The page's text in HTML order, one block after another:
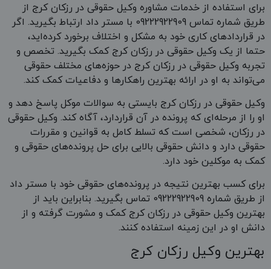
برای استفاده از خدمات مشاوره وکیل حقوقی در رزکان کرج از
طریق شماره تماس 09222922909 با مستر داد ارتباط بگیرید. اگر
در قرارداد‌های کاری خود به مشکل و اختلاف برخورد کرده‌اید،
حتما از یک وکیل حقوقی در رزکان کرج کمک بگیرید. تخصص و
تجربه وکیل حقوقی در رزکان کرج در حوزه‌های مختلف حقوقی
می‌تواند به او در ارائه بهترین راهکارها و دفاعیات کمک کند.
وکیل حقوقی در رزکان کرج بایستی به سوالات موکل پاسخ دهد و
او را از مرحله‌ای که پرونده در آن قراردارد، آگاه کند. وکیل حقوقی
در رزکان، شخصی است که تسلط کامل به قوانین و مقررات
حقوقی دارد و دانش حقوقی بالایی برای حل پرونده‌های حقوقی و
کمک به موکلین خود دارد.
برای کسب بهترین نتیجه در پرونده‌های حقوقی خود با مستر داد
از طریق شماره 09222922909 تماس بگیرید. بنابراین باید از
بهترین وکیل حقوقی در رزکان کرج کمک و مشورت گرفته و از
دانش او در این زمینه استفاده کنند.
بهترین وکیل رزکان کرج